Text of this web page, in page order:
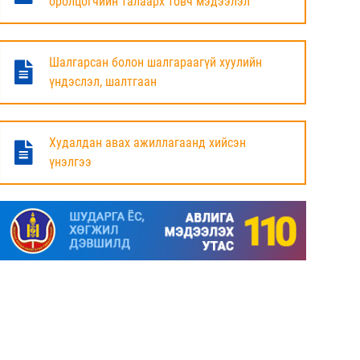
ХҮЛЭЭЛЦЭЖ БАЙНА
6 сар
МАЛ ТООЛЛОГЫН НЭГДСЭН ДҮНГ
ТАНИЛЦУУЛЛАА.
6 сар
НИЙСЛЭЛИЙН ИРГЭДИЙН
ТӨЛӨӨЛӨГЧДИЙН ХУРЛЫН ДАРГА, ЗАСАГ
ДАРГА НАРТАЙ ЦАХИМ УУЛЗАЛТ ХИЙЖ
БАЙНА
Шалгарсан болон шалгараагүй хуулийн
үндэслэл, шалтгаан
Худалдан авах ажиллагаанд хийсэн
үнэлгээ